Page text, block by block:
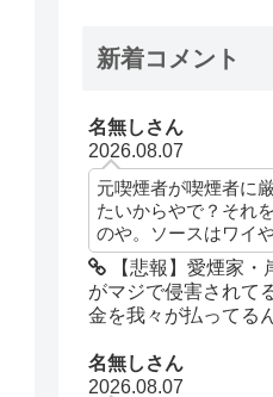
新着コメント
名無しさん
2026.08.07
元喫煙者が喫煙者に
たいからやで？それ
のや。ソースはワイや
【悲報】愛煙家・
がマジで侵害され
金を我々が払ってる
名無しさん
2026.08.07